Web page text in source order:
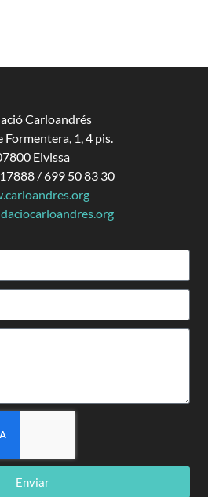
Carloandrés
Formentera, 1, 4 pis.
Eivissa
/ 699 50 83 30
Enviar